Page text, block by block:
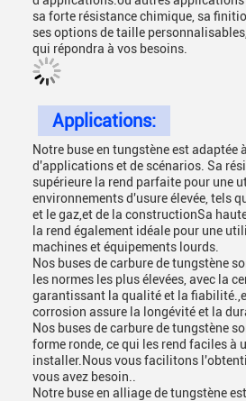
sa forte résistance chimique, sa
ses options de taille
qui répondra à vos besoins.
Applications:
Notre buse en tungstène est adaptée
d'applications et de scénarios. Sa
supérieure la rend parfaite pour une
environnements d'usure élevée, tels
et le gaz,et de la constructionSa
la rend également idéale pour une
machines et équipements lourds.
Nos buses de carbure de tungstène
les normes les plus élevées, avec la
garantissant la qualité et la
corrosion assure la longévité et la
Nos buses de carbure de tungstène
forme ronde, ce qui les rend faciles à
installer.Nous vous facilitons
vous avez besoin..
Notre buse en alliage de tungstène